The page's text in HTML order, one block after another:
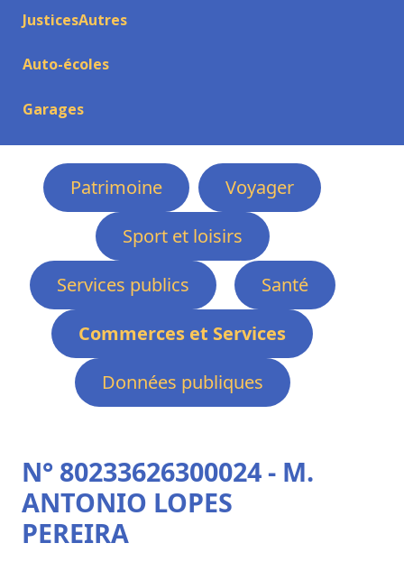
JusticesAutres
Auto-écoles
Garages
Patrimoine
Voyager
Sport et loisirs
Services publics
Santé
Commerces et Services
Données publiques
N° 80233626300024 - M.
ANTONIO LOPES
PEREIRA